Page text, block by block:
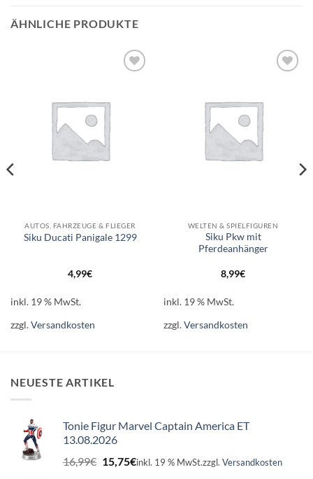
ÄHNLICHE PRODUKTE
AUTOS, FAHRZEUGE & FLIEGER
Siku Ducati Panigale 1299
4,99€
inkl. 19 % MwSt.
zzgl.Versandkosten
WELTEN & SPIELFIGUREN
Siku Pkw mit
Pferdeanhänger
8,99€
inkl. 19 % MwSt.
zzgl.Versandkosten
NEUESTE ARTIKEL
Tonie Figur Marvel Captain America ET
13.08.2026
16,99€ Ursprünglicher
Preis
15,75€Aktueller
inkl. 19 % MwSt.zzgl. Versandkosten